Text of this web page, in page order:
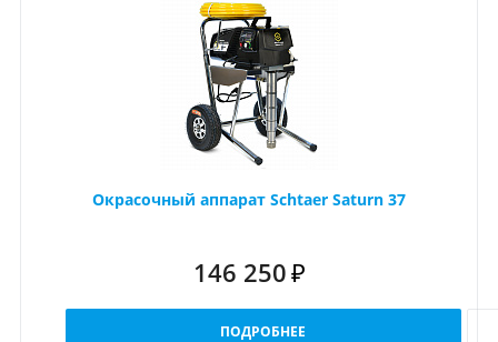
Окрасочный аппарат Schtaer Saturn 37
146 250 ₽
ПОДРОБНЕЕ